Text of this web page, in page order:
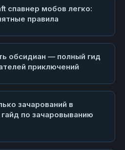
спавнер мобов легко:
правила
обсидиан — полный гид
приключений
зачарований в
по зачаровыванию